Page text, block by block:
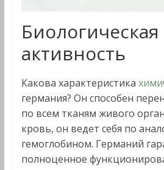
Биологическая
активность
Какова характеристика
германия? Он способен
по всем тканям живого
кровь, он ведет себя по
гемоглобином. Германий
полноценное